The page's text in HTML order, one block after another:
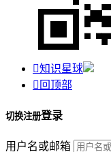
知识星球
 回顶部
切换注册登录
用户名或邮箱